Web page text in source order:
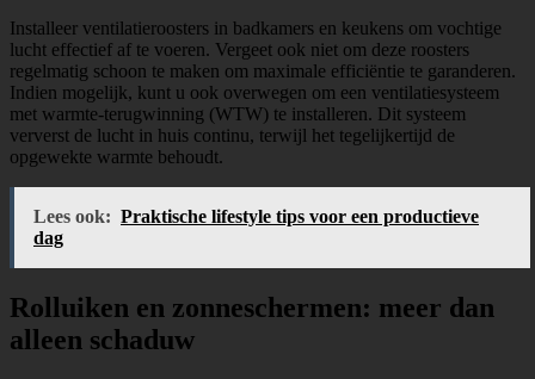
Installeer ventilatieroosters in badkamers en keukens om vochtige
lucht effectief af te voeren. Vergeet ook niet om deze roosters
regelmatig schoon te maken om maximale efficiëntie te garanderen.
Indien mogelijk, kunt u ook overwegen om een ventilatiesysteem
met warmte-terugwinning (WTW) te installeren. Dit systeem
ververst de lucht in huis continu, terwijl het tegelijkertijd de
opgewekte warmte behoudt.
Lees ook: Praktische lifestyle tips voor een productieve
dag
Rolluiken en zonneschermen: meer dan
alleen schaduw